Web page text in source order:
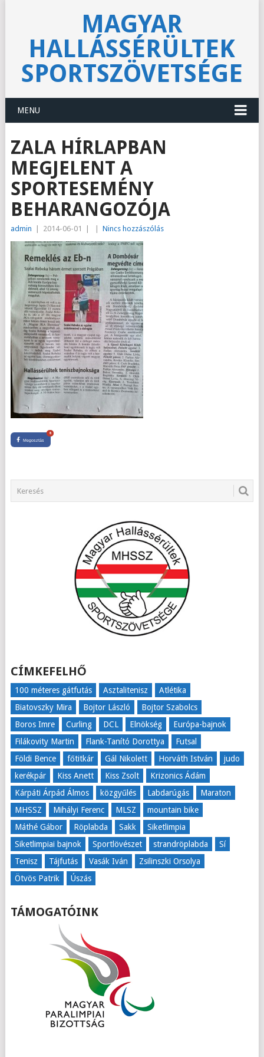
MAGYAR
HALLÁSSÉRÜLTEK
SPORTSZÖVETSÉGE
MENU
ZALA HÍRLAPBAN
MEGJELENT A
SPORTESEMÉNY
BEHARANGOZÓJA
admin 2014-06-01 Nincs hozzászólás
Megosztás
0
CÍMKEFELHŐ
100 méteres gátfutás Asztalitenisz
Atlétika
Biatovszky Mira
Bojtor László
Bojtor Szabolcs
Boros Imre
Curling DCL Elnökség
Európa-bajnok
Filákovity Martin
Flank-Tanító Dorottya
Futsal
Földi Bence
főtitkár Gál Nikolett Horváth István
judo
kerékpár
Kiss Anett Kiss Zsolt
Krizonics Ádám
Kárpáti Árpád Álmos
közgyűlés Labdarúgás
Maraton
MHSSZ
Mihályi Ferenc MLSZ
mountain bike
Máthé Gábor
Röplabda Sakk
Siketlimpia
Siketlimpiai bajnok
Sportlövészet strandröplabda
Sí
Tenisz
Tájfutás Vasák Iván
Zsilinszki Orsolya
Ötvös Patrik
Úszás
TÁMOGATÓINK